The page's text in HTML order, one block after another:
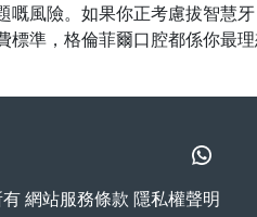
嘅風險。如果你正考慮拔智慧
準，格倫菲爾口腔都係你最理
網站服務條款 隱私權聲明